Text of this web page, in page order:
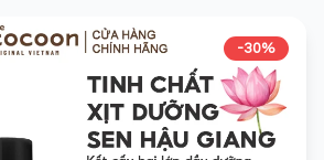
-30%